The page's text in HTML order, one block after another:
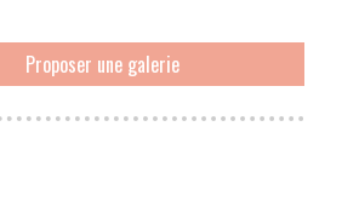
Proposer une galerie